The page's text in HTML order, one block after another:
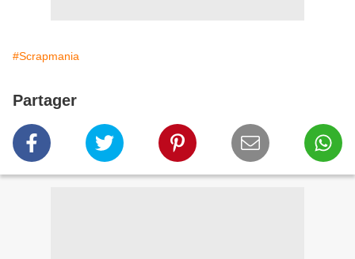
#Scrapmania
Partager